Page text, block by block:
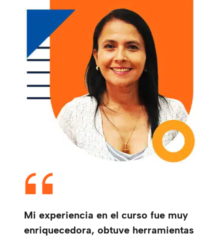
Mi experiencia en el curso fue muy
enriquecedora, obtuve herramientas